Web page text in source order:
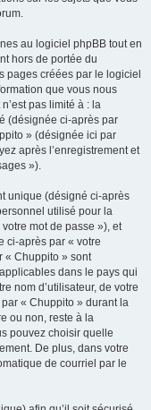
au logiciel phpBB tout en
hors de portée du
pages créées par le logiciel
que vous nous
pas limité à : la
(désignée ci-après par
» (désignée ici par
après l’enregistrement et
»).
unique (désigné ci-après
utilisé pour la
mot de passe »), et
ci-après par « votre
« Chuppito » sont
dans le pays qui
nom d’utilisateur, de votre
« Chuppito » durant la
ou non, reste à la
pouvez choisir quelle
De plus, dans votre
de courriel par le